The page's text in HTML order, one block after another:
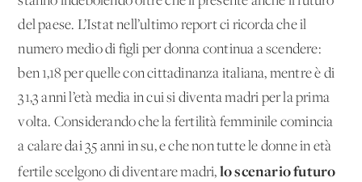
del paese. L’Istat nell’ultimo report ci ricorda che il
numero medio di figli per donna continua a scendere:
ben 1,18 per quelle con cittadinanza italiana, mentre è di
31,3 anni l’età media in cui si diventa madri per la prima
volta. Considerando che la fertilità femminile comincia
a calare dai 35 anni in su, e che non tutte le donne in età
fertile scelgono di diventare madri, lo scenario futuro